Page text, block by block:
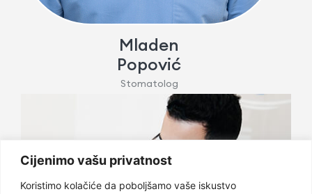
Cijenimo vašu privatnost
Koristimo kolačiće da poboljšamo vaše iskustvo
Mladen
Popović
Stomatolog